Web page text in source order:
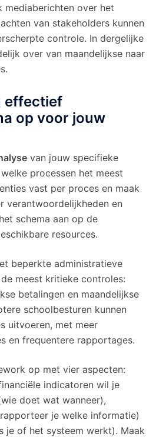
mediaberichten over het
van stakeholders kunnen
controle. In dergelijke
over van maandelijkse naar
effectief
op voor jouw
van jouw specifieke
processen het meest
vast per proces en maak
verantwoordelijkheden en
schema aan op de
resources.
beperkte administratieve
meest kritieke controles:
betalingen en maandelijkse
schoolbesturen kunnen
uitvoeren, met meer
en frequentere rapportages.
op met vier aspecten:
indicatoren wil je
doet wat wanneer),
je welke informatie)
je of het systeem werkt). Maak